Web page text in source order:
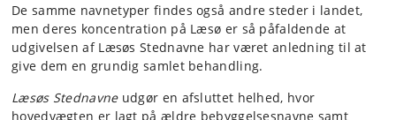
De samme navnetyper findes også andre steder i landet,
men deres koncentration på Læsø er så påfaldende at
udgivelsen af Læsøs Stednavne har været anledning til at
give dem en grundig samlet behandling.
Læsøs Stednavneudgør en afsluttet helhed, hvor
hovedvægten er lagt på ældre bebyggelsesnavne samt